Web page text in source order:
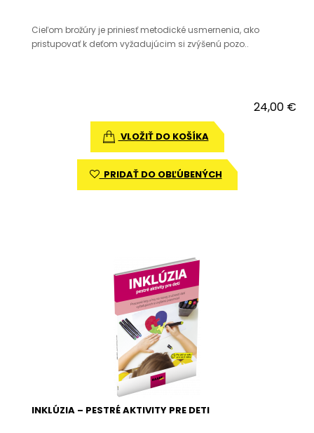
Cieľom brožúry je priniesť metodické usmernenia, ako
pristupovať k deťom vyžadujúcim si zvýšenú pozo..
24,00 €
VLOŽIŤ DO KOŠÍKA
PRIDAŤ DO OBĽÚBENÝCH
INKLÚZIA – PESTRÉ AKTIVITY PRE DETI